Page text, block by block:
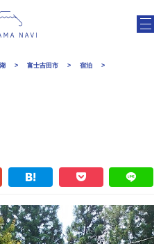
富士吉田市
宿泊